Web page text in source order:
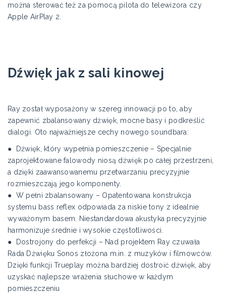
można sterować też za pomocą pilota do telewizora czy
Apple AirPlay 2.
Dźwięk jak z sali kinowej
Ray został wyposażony w szereg innowacji po to, aby
zapewnić zbalansowany dźwięk, mocne basy i podkreślić
dialogi. Oto najważniejsze cechy nowego soundbara:
● Dźwięk, który wypełnia pomieszczenie – Specjalnie
zaprojektowane falowody niosą dźwięk po całej przestrzeni,
a dzięki zaawansowanemu przetwarzaniu precyzyjnie
rozmieszczają jego komponenty.
● W pełni zbalansowany – Opatentowana konstrukcja
systemu bass reflex odpowiada za niskie tony z idealnie
wyważonym basem. Niestandardowa akustyka precyzyjnie
harmonizuje średnie i wysokie częstotliwości.
● Dostrojony do perfekcji – Nad projektem Ray czuwała
Rada Dźwięku Sonos złożona m.in. z muzyków i filmowców.
Dzięki funkcji Trueplay można bardziej dostroić dźwięk, aby
uzyskać najlepsze wrażenia słuchowe w każdym
pomieszczeniu